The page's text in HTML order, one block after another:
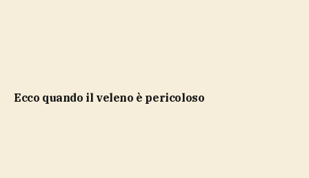
ecco quando il veleno è pericoloso